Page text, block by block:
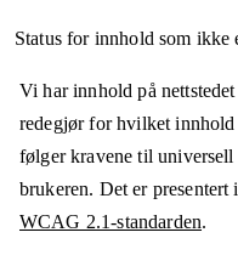
Status for innhold som ikke
Vi har innhold på
redegjør for hvilket
følger kravene til
brukeren. Det er
WCAG 2.1-standarden.